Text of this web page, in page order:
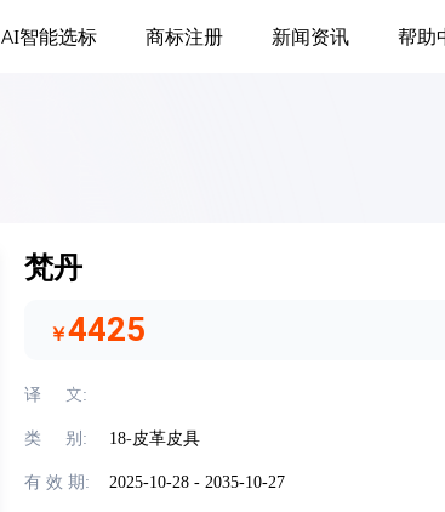
AI智能选标 商标注册 新闻资讯 帮助
梵丹
￥4425
译     文:
类     别:
18-皮革皮具
有 效 期:
2025-10-28 - 2035-10-27